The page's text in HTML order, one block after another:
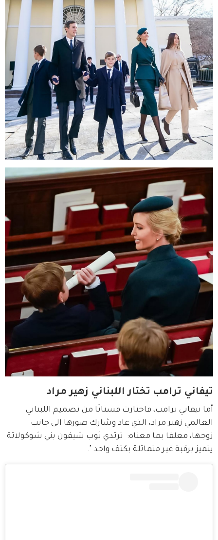
تيفاني ترامب تختار اللبناني زهير مراد
أما تيفاني ترامب، فاختارت فستانًا من تصميم اللبناني
العالمي زهير مراد، الذي عاد وشارك صورها الى جانب
زوجها، معلقا بما معناه:  ترتدي ثوب شيفون بني شوكولاتة
يتميز برقبة غير متماثلة بكتف واحد ".